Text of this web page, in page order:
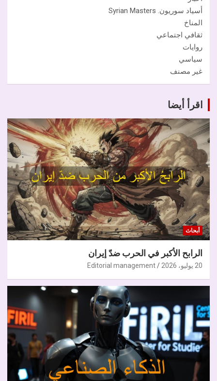
أسياد سوريون. Syrian Masters
المناخ
ثقافي اجتماعي
روايات
سياسي
غير مصنف
اقرأ أيضا
أبحاث
الرابح الأكبر في الحرب ضدّ إيران
20 يوليو، 2026 Editorial management